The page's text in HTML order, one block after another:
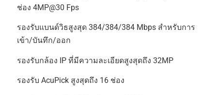
ช่อง 4MP@30 Fps
รองรับแบนด์วิธสูงสุด 384/384/384 Mbps สำหรับการ
เข้า/บันทึก/ออก
รองรับกล้อง IP ที่มีความละเอียดสูงสุดถึง 32MP
รองรับ AcuPick สูงสุดถึง 16 ช่อง